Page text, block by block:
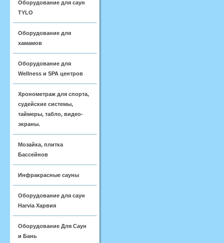
Оборудование для саун
TYLO
Оборудование для
хамамов
Оборудование для
Wellness и SPA центров
Хронометраж для спорта,
судейские системы,
таймеры, табло, видео-
экраны.
Мозайка, плитка
Бассейнов
Инфракрасные сауны
Оборудование для саун
Harvia Харвия
Оборудование Для Саун
и Бань